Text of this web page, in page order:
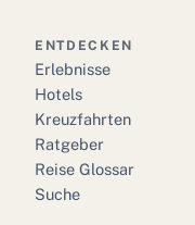
ENTDECKEN
Erlebnisse
Hotels
Kreuzfahrten
Ratgeber
Reise Glossar
Suche